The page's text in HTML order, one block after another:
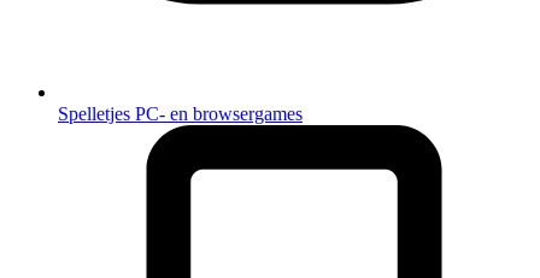
Spelletjes PC- en browsergames